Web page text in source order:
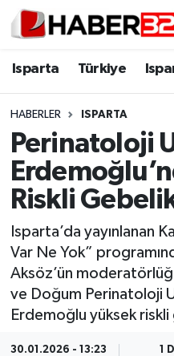
Isparta Türkiye
HABERLER ISPARTA
Perinatoloji
Riskli
Isparta’da yayınlanan
Var Ne Yok”
Aksöz’ün
ve Doğum Perinatoloji
Erdemoğlu yüksek
30.01.2026 - 13:23 1
Isparta
Esnaf Diyor ki;
ASAYİŞ
BİLİM VE TEKNOLOJİ
EĞİTİM
GENEL
Güncel
Isparta Nöbetçi
Isparta Trafik
Süper Lig Puan
Tüm Manşetler
Son Dakika
Haber Arşivi